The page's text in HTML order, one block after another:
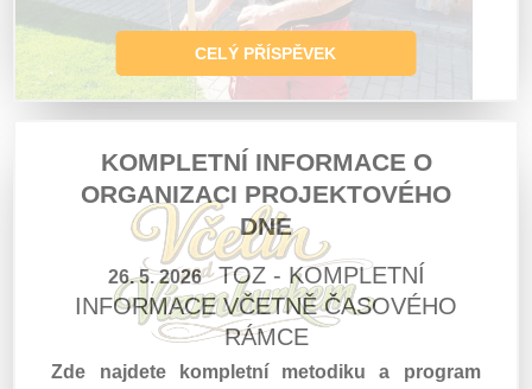
CELÝ PŘÍSPĚVEK
KOMPLETNÍ INFORMACE O
ORGANIZACI PROJEKTOVÉHO
DNE
26. 5. 2026
TOZ - KOMPLETNÍ
INFORMACE VČETNĚ ČASOVÉHO
RÁMCE
Zde najdete kompletní metodiku a program